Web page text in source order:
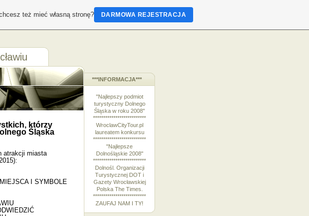
którzy
Śląska
atrakcji miasta
I SYMBOLE
***INFORMACJA***
"Najlepszy podmiot
turystyczny Dolnego
Śląska w roku 2008"
**************************
WroclawCityTour.pl
laureatem konkursu
**************************
"Najlepsze
Dolnośląskie 2008"
**************************
Dolnośl. Organizacji
Turystycznej DOT i
Gazety Wrocławskiej
Polska The Times.
**************************
ZAUFAJ NAM I TY!
też mieć własną stronę? DARMOWA REJESTRACJA